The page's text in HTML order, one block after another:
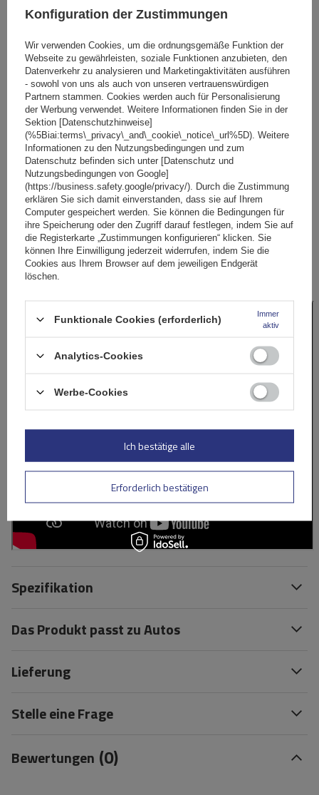
Spezifikation
Das Produkt passt zu Autos
Lieferung
Stelle eine Frage
Bewertungen (0)
Konfiguration der Zustimmungen
Wir verwenden Cookies, um die ordnungsgemäße Funktion der
Webseite zu gewährleisten, soziale Funktionen anzubieten, den
Datenverkehr zu analysieren und Marketingaktivitäten ausführen
- sowohl von uns als auch von unseren vertrauenswürdigen
Partnern stammen. Cookies werden auch für Personalisierung
der Werbung verwendet. Weitere Informationen finden Sie in der
Sektion [Datenschutzhinweise]
(%5Biai:terms\_privacy\_and\_cookie\_notice\_url%5D). Weitere
Informationen zu den Nutzungsbedingungen und zum
Datenschutz befinden sich unter [Datenschutz und
Nutzungsbedingungen von Google]
(https://business.safety.google/privacy/). Durch die Zustimmung
erklären Sie sich damit einverstanden, dass sie auf Ihrem
Computer gespeichert werden. Sie können die Bedingungen für
ihre Speicherung oder den Zugriff darauf festlegen, indem Sie auf
die Registerkarte „Zustimmungen konfigurieren“ klicken. Sie
können Ihre Einwilligung jederzeit widerrufen, indem Sie die
Cookies aus Ihrem Browser auf dem jeweiligen Endgerät
löschen.
Funktionale Cookies (erforderlich)
Immer
aktiv
Analytics-Cookies
Werbe-Cookies
Erforderlich bestätigen
Ich bestätige alle